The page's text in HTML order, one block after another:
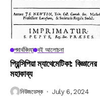
পদার্থবিদ্যা বই আলোচনা
প্রিন্সিপিয়া ম্যাথেমেটিকা: বিজ্ঞানের
মহাকাব্য
নিউজডেস্ক July 6, 2024